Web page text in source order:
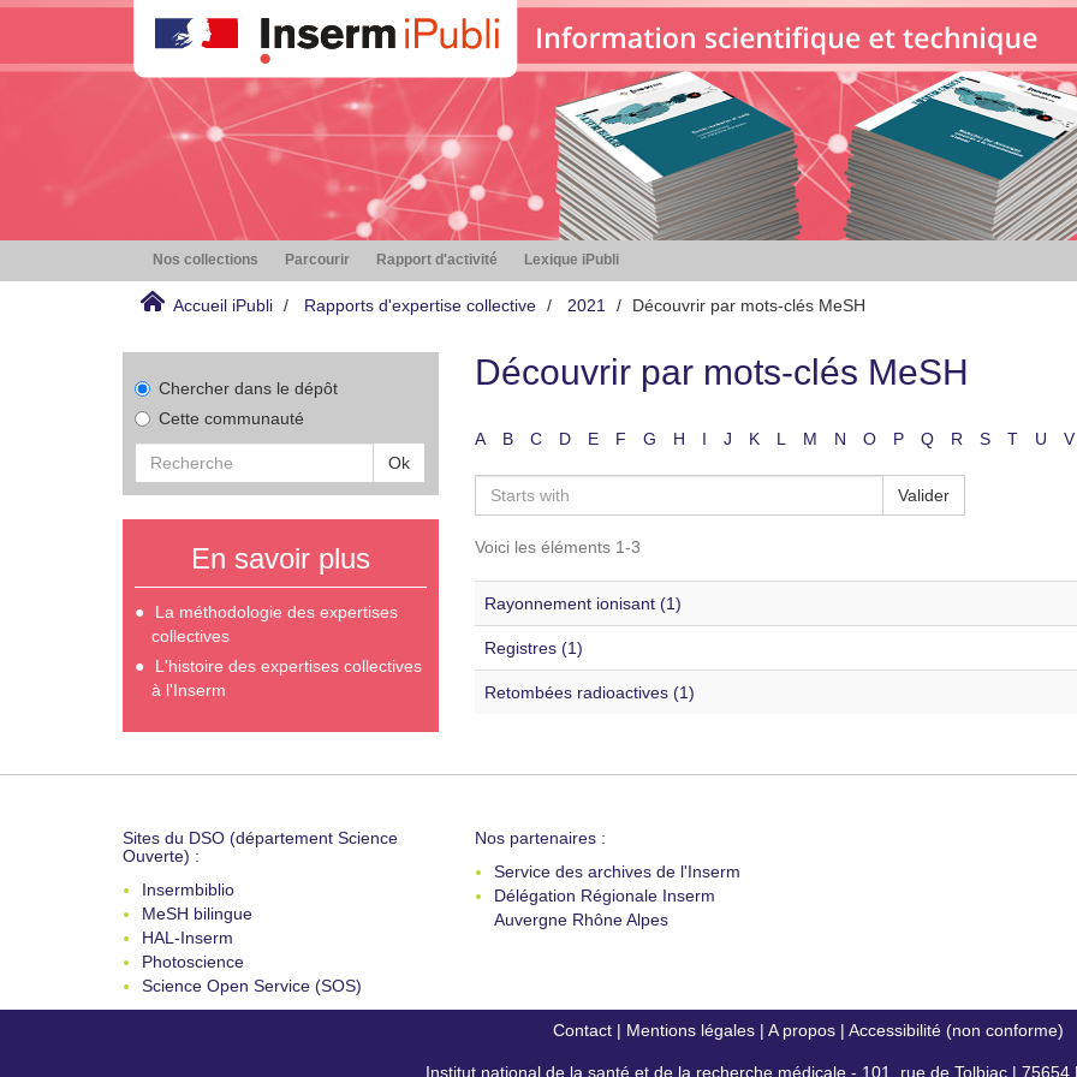
Nos collections Parcourir Rapport d'activité Lexique iPubli
Accueil iPubli Rapports d'expertise collective 2021 Découvrir par mots-clés MeSH
Chercher dans le dépôt
Cette communauté
Ok
En savoir plus
La méthodologie des expertises
collectives
L'histoire des expertises collectives
à l'Inserm
Découvrir par mots-clés MeSH
A B C D E F G H I J K L M N O P Q R S T U V
Valider
Voici les éléments 1-3
Rayonnement ionisant (1)
Registres (1)
Retombées radioactives (1)
Sites du DSO (département Science
Ouverte) :
Insermbiblio
MeSH bilingue
HAL-Inserm
Photoscience
Science Open Service (SOS)
Nos partenaires :
Service des archives de l'Inserm
Délégation Régionale Inserm
Auvergne Rhône Alpes
Contact| Mentions légales| A propos| Accessibilité (non conforme)
Institut national de la santé et de la recherche médicale - 101, rue de Tolbiac | 75654